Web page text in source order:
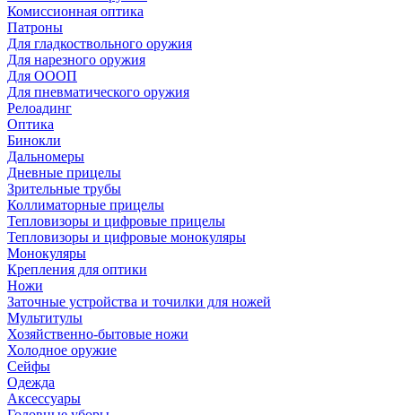
Комиссионная оптика
Патроны
Для гладкоствольного оружия
Для нарезного оружия
Для ОООП
Для пневматического оружия
Релоадинг
Оптика
Бинокли
Дальномеры
Дневные прицелы
Зрительные трубы
Коллиматорные прицелы
Тепловизоры и цифровые прицелы
Тепловизоры и цифровые монокуляры
Монокуляры
Крепления для оптики
Ножи
Заточные устройства и точилки для ножей
Мультитулы
Хозяйственно-бытовые ножи
Холодное оружие
Сейфы
Одежда
Аксессуары